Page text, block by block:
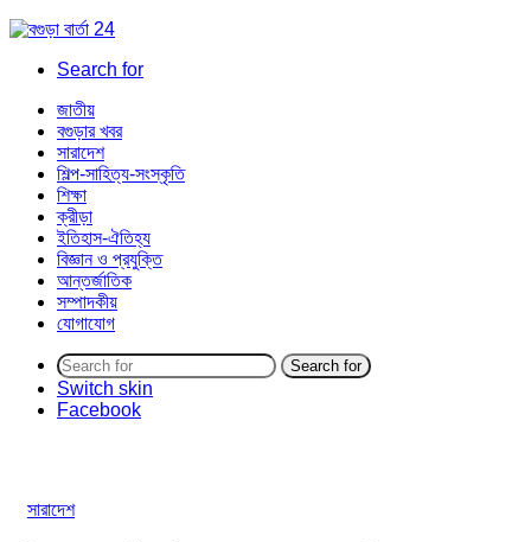
Search for
জাতীয়
বগুড়ার খবর
সারাদেশ
শিল্প-সাহিত্য-সংস্কৃতি
শিক্ষা
ক্রীড়া
ইতিহাস-ঐতিহ্য
বিজ্ঞান ও প্রযুক্তি
আন্তর্জাতিক
সম্পাদকীয়
যোগাযোগ
Search for
Switch skin
Facebook
সারাদেশ